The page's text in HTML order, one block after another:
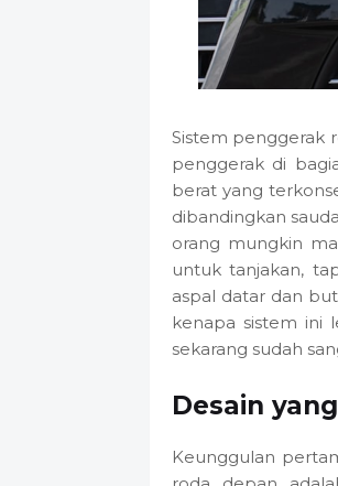
Sistem penggerak
penggerak di
berat yang
dibandingkan
orang mungkin
untuk tanjakan,
aspal datar dan
kenapa sistem ini
sekarang sudah
Desain
Keunggulan